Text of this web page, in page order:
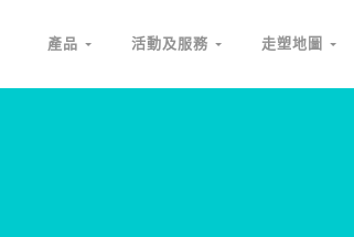
產品 活動及服務 走塑地圖